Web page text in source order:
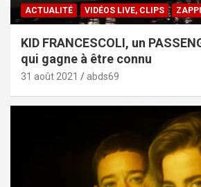
ACTUALITÉ VIDÉOS LIVE, CLIPS
KID FRANCESCOLI, un
qui gagne à être connu
31 août 2021 abds69